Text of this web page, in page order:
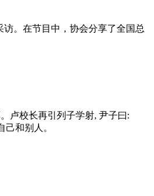
。在节目中，协会分享了全国总
卢校长再引列子学射, 尹子曰:
和别人。